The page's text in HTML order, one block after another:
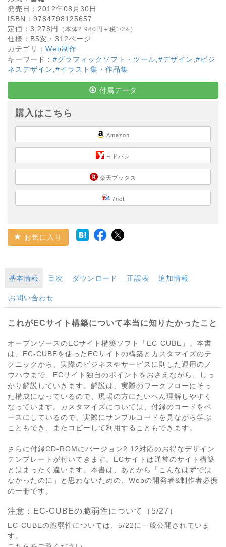
発売日： 2012年08月30日
ISBN： 9784798125657
定価： 3,278 円 （本体2,980円＋税10%）
仕様： B5変・ 312ページ
カテゴリ： Web制作
キーワード： #グラフィックソフト・ツール #デザイン #ビジ
ネスデザイン #イラスト集・作品集
付属データ
購入はこちら
Amazon
ヨドバシ
楽天ブックス
7net
お気に入り
基本情報 目次 ダウンロード 正誤表 追加情報
お問い合わせ
これがECサイト構築について本当に知りたかったこと
オープンソースのECサイト構築ソフト「EC-CUBE」。本書
は、EC-CUBEを使ったECサイトの構築とカスタマイズのテ
クニックから、実際のビジネスやサービスに則した運用のノ
ウハウまで、ECサイト独自のポイントをおさえながら、しっ
かり解説していきます。解説は、実際のワークフローにそっ
た構成になっているので、現場の方にたいへん理解しやすく
なっています。カスタマイズについては、付録のコードをベ
ースにしているので、実際にサンプルコードを見ながら学ぶ
こともでき、またコピーして利用することもできます。
さらに付録CD-ROMにバージョン2.12対応のお得なデザイン
テンプレートが付いてきます。ECサイトは通常のサイト構築
とはまったく違います。本書は、あとから「こんなはずでは
なかったのに」と思わないための、Webの開発者&制作者必携
の一冊です。
注意：EC-CUBEの脆弱性について（5/27）
EC-CUBEの脆弱性については、5/22に一般公開されていま
す。